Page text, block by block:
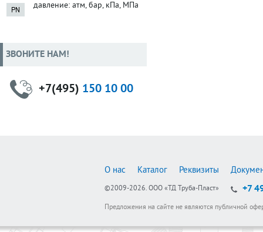
давление: атм, бар, кПа, МПа
ЗВОНИТЕ НАМ!
+7(495) 150 10 00
О нас Каталог Реквизиты
©2009-2026. ООО «ТД Труба-Пласт» +7
Предложения на сайте не являются публичной